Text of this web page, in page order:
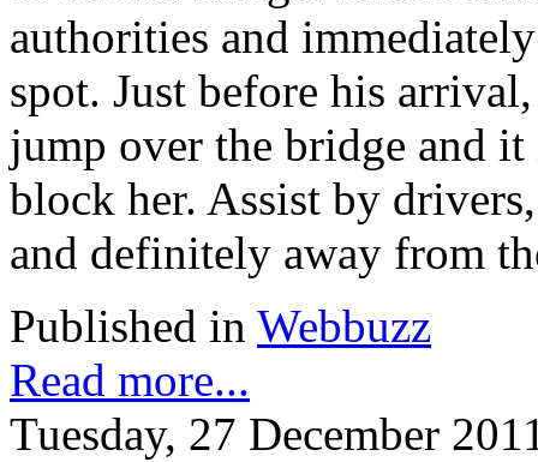
authorities and
spot. Just before his
jump over the bridge and
block her. Assist by
and definitely away from
Published in Webbuzz
Read more...
Tuesday, 27 December